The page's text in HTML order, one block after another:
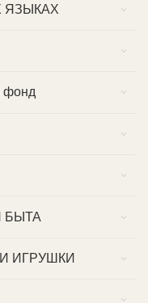
ЯЗЫКАХ
фонд
БЫТА
ИГРУШКИ